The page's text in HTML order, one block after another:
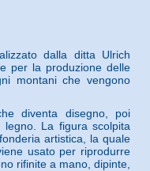
dalla ditta Ulrich
per la produzione delle
montani che vengono
diventa disegno, poi
La figura scolpita
artistica, la quale
usato per riprodurre
rifinite a mano, dipinte,